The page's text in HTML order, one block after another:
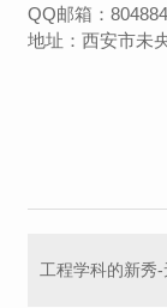
QQ邮箱：
地址：西安市未